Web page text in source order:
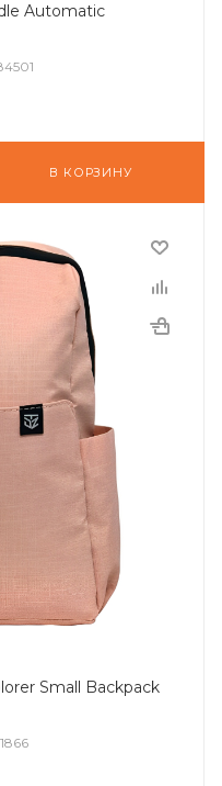
Automatic
В КОРЗИНУ
Small Backpack